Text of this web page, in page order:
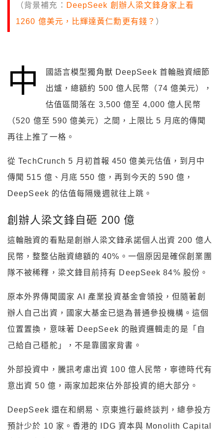
（背景補充： DeepSeek 創辦人梁文鋒身家上看
1260 億美元，比輝達黃仁勳更有錢？ ）
中
國語言模型獨角獸 DeepSeek 首輪融資細節
出爐，總額約 500 億人民幣（74 億美元），
估值區間落在 3,500 億至 4,000 億人民幣
（520 億至 590 億美元）之間，上限比 5 月底的傳聞
再往上推了一格。
從 TechCrunch 5 月初首報 450 億美元估值，到月中
傳聞 515 億、月底 550 億，再到今天的 590 億，
DeepSeek 的估值每隔幾週就往上跳。
創辦人梁文鋒自砸 200 億
這輪融資的看點是創辦人梁文鋒承諾個人出資 200 億人
民幣，整整佔融資總額的 40%。一個原因是確保創業團
隊不被稀釋，梁文鋒目前持有 DeepSeek 84% 股份。
原本外界傳聞國家 AI 產業投資基金會領投，但隨著創
辦人自己出資，國家大基金已退為普通參投機構。這個
位置置換，意味著 DeepSeek 的融資邏輯走的是「自
己給自己穩舵」，不是靠國家背書。
外部投資中，騰訊考慮出資 100 億人民幣，寧德時代有
意出資 50 億，兩家加起來佔外部投資的絕大部分。
DeepSeek 還在和網易、京東進行最終談判，總參投方
預計少於 10 家。香港的 IDG 資本與 Monolith Capital